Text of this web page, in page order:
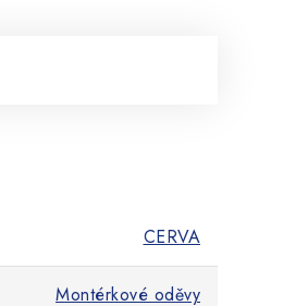
CERVA
Montérkové oděvy